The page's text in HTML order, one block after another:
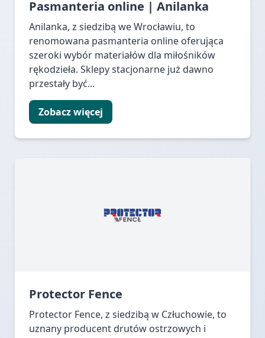
Pasmanteria online | Anilanka
Anilanka, z siedzibą we Wrocławiu, to
renomowana pasmanteria online oferująca
szeroki wybór materiałów dla miłośników
rękodzieła. Sklepy stacjonarne już dawno
przestały być...
Zobacz więcej
Protector Fence
Protector Fence, z siedzibą w Człuchowie, to
uznany producent drutów ostrzowych i